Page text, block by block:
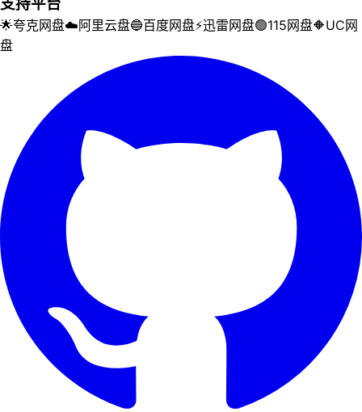
🌟夸克网盘☁️阿里云盘🔵百度网盘⚡迅雷网盘🟢115网盘🔶UC网
盘